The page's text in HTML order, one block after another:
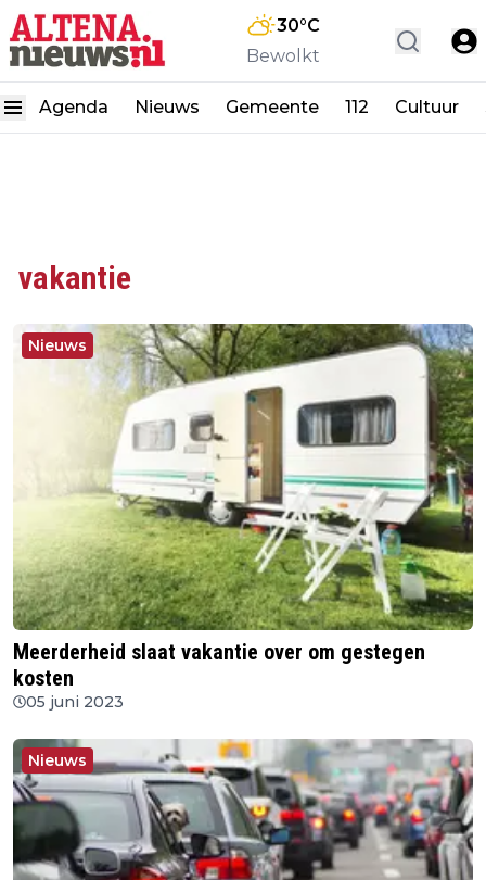
30°C
Bewolkt
Agenda Nieuws Gemeente 112 Cultuur
vakantie
Nieuws
Meerderheid slaat vakantie over om gestegen
kosten
05 juni 2023
Nieuws